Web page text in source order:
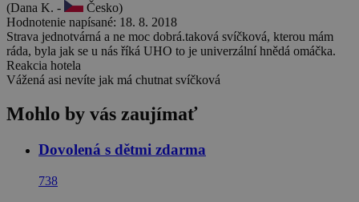
(Dana K. -
Česko)
Hodnotenie napísané: 18. 8. 2018
Strava jednotvárná a ne moc dobrá.taková svíčková, kterou mám
ráda, byla jak se u nás říká UHO to je univerzální hnědá omáčka.
Reakcia hotela
Vážená asi nevíte jak má chutnat svíčková
Mohlo by vás zaujímať
Dovolená s dětmi zdarma
738